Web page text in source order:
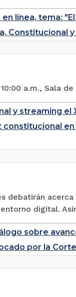
línea, tema:
Constitucional
a.m., Sala
y streaming el
constitucional
debatirán
digital.
sobre
por la